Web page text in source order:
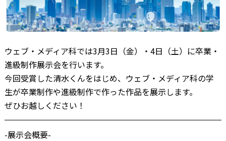
ウェブ・メディア科では3月3日（金）・4日（土）に卒業・
進級制作展示会を行います。
今回受賞した清水くんをはじめ、ウェブ・メディア科の学
生が卒業制作や進級制作で作った作品を展示します。
ぜひお越しください！
-展示会概要-